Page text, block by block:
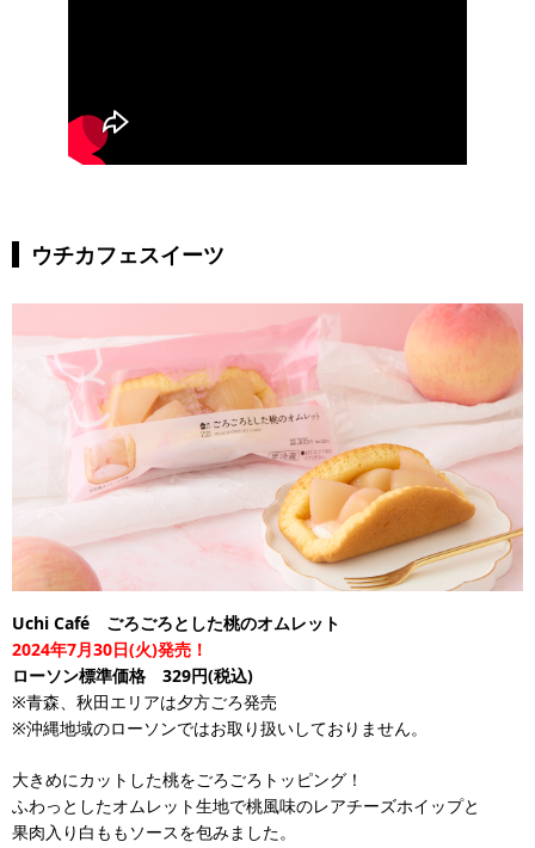
ウチカフェスイーツ
Uchi Café ごろごろとした桃のオムレット
2024年7月30日(火)発売！
ローソン標準価格 329円(税込)
※青森、秋田エリアは夕方ごろ発売
※沖縄地域のローソンではお取り扱いしておりません。
大きめにカットした桃をごろごろトッピング！
ふわっとしたオムレット生地で桃風味のレアチーズホイップと
果肉入り白ももソースを包みました。